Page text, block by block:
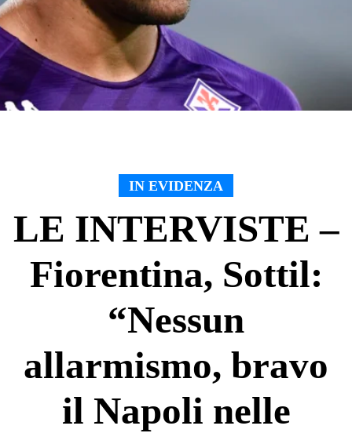
IN EVIDENZA
LE INTERVISTE –
Fiorentina, Sottil:
“Nessun
allarmismo, bravo
il Napoli nelle